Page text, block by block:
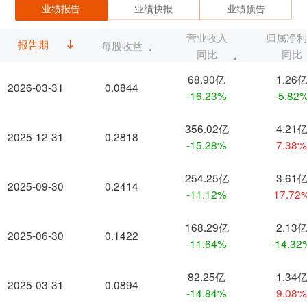
业绩报告 业绩快报 业绩预告
报告期
2026-03-31
2025-12-31
2025-09-30
2025-06-30
2025-03-31
每股收益
营业收入
同比
归属净
同比
0.0844
68.90亿
-16.23%
1.26亿
-
0.2818
356.02亿
-15.28%
4.21亿
7.38%
0.2414
254.25亿
-11.12%
3.61亿
0.1422
168.29亿
-11.64%
2.13亿
-
0.0894
82.25亿
-14.84%
1.34亿
9.08%